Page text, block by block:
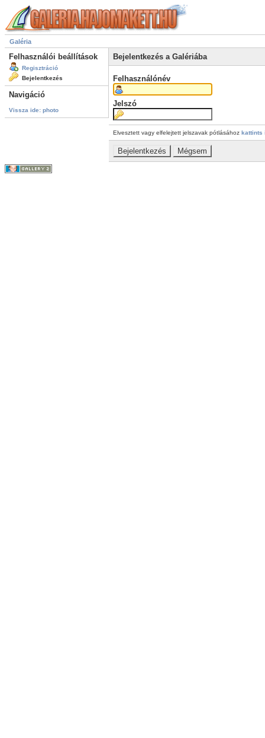
Galéria
Felhasználói beállítások
Regisztráció
Bejelentkezés
Navigáció
Vissza ide: photo
Bejelentkezés a Galériába
Felhasználónév
Jelszó
Elvesztett vagy elfelejtett jelszavak pótlásához kattints